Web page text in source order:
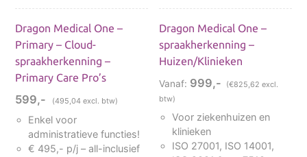
Dragon Professional 16 Single User
Dragon Professional 16 Business VLA
Dragon Medical One Cloud (DMO)
Dragon Professional Anywhere Cloud
Dragon Professional 16 Legal
Dragon Professional 16 Upgrades
Premium 13 Education
Dragon Medical One –
Primary – Cloud-
spraakherkenning –
Primary Care Pro’s
599,- (495,04 excl. btw)
Enkel voor
administratieve functies!
€ 495,- p/j – all-inclusief
Dragon Medical One –
spraakherkenning –
Huizen/Klinieken
Vanaf: 999,-
(€825,62 excl.
btw)
Voor ziekenhuizen en
klinieken
ISO 27001, ISO 14001,